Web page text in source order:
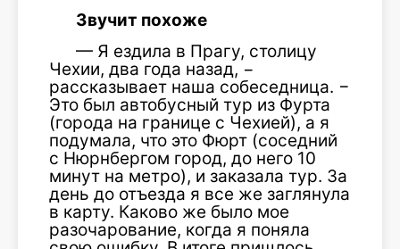
Звучит похоже
— Я ездила в Прагу, столицу
Чехии, два года назад, −
рассказывает наша собеседница. −
Это был автобусный тур из Фурта
(города на границе с Чехией), а я
подумала, что это Фюрт (соседний
с Нюрнбергом город, до него 10
минут на метро), и заказала тур. За
день до отъезда я все же заглянула
в карту. Каково же было мое
разочарование, когда я поняла